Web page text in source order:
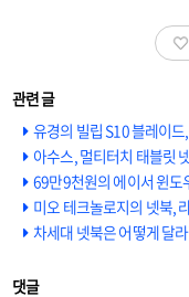
유경의 빌립 S10 블레이
아수스, 멀티터치 태블릿
69만9천원의 에이서 윈도
미오 테크놀로지의 넷북,
차세대 넷북은 어떻게 달
댓글